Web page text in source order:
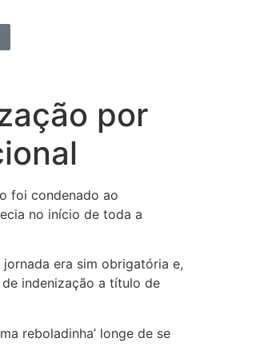
por
foi condenado ao
no início de toda a
era sim obrigatória e,
indenização a título de
reboladinha’ longe de se